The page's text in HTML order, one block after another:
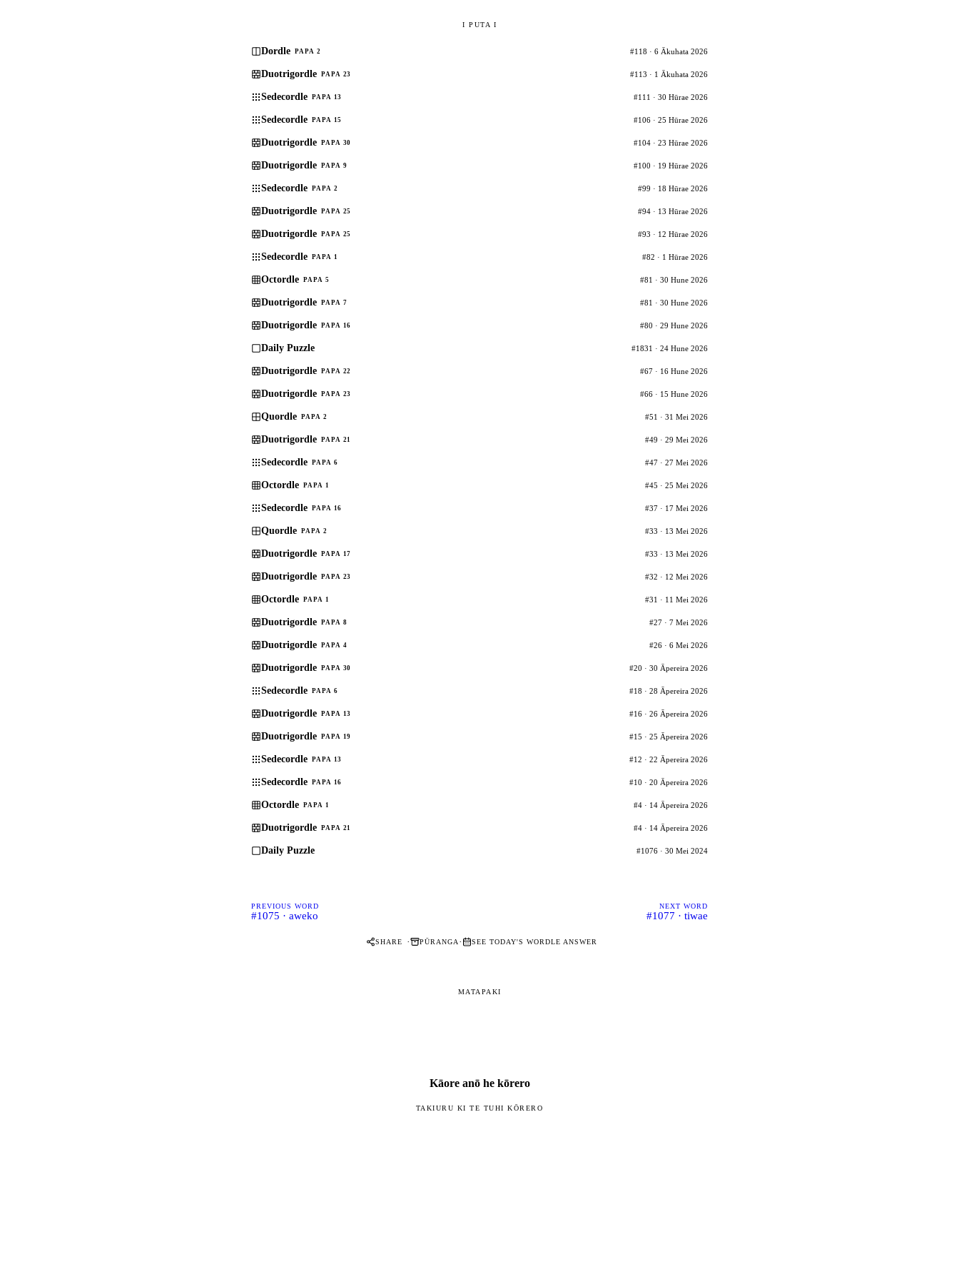
I PUTA I
Dordle PAPA 2 #118 · 6 Ākuhata 2026
Duotrigordle PAPA 23 #113 · 1 Ākuhata 2026
Sedecordle PAPA 13 #111 · 30 Hūrae 2026
Sedecordle PAPA 15 #106 · 25 Hūrae 2026
Duotrigordle PAPA 30 #104 · 23 Hūrae 2026
Duotrigordle PAPA 9 #100 · 19 Hūrae 2026
Sedecordle PAPA 2 #99 · 18 Hūrae 2026
Duotrigordle PAPA 25 #94 · 13 Hūrae 2026
Duotrigordle PAPA 25 #93 · 12 Hūrae 2026
Sedecordle PAPA 1 #82 · 1 Hūrae 2026
Octordle PAPA 5 #81 · 30 Hune 2026
Duotrigordle PAPA 7 #81 · 30 Hune 2026
Duotrigordle PAPA 16 #80 · 29 Hune 2026
Daily Puzzle #1831 · 24 Hune 2026
Duotrigordle PAPA 22 #67 · 16 Hune 2026
Duotrigordle PAPA 23 #66 · 15 Hune 2026
Quordle PAPA 2 #51 · 31 Mei 2026
Duotrigordle PAPA 21 #49 · 29 Mei 2026
Sedecordle PAPA 6 #47 · 27 Mei 2026
Octordle PAPA 1 #45 · 25 Mei 2026
Sedecordle PAPA 16 #37 · 17 Mei 2026
Quordle PAPA 2 #33 · 13 Mei 2026
Duotrigordle PAPA 17 #33 · 13 Mei 2026
Duotrigordle PAPA 23 #32 · 12 Mei 2026
Octordle PAPA 1 #31 · 11 Mei 2026
Duotrigordle PAPA 8 #27 · 7 Mei 2026
Duotrigordle PAPA 4 #26 · 6 Mei 2026
Duotrigordle PAPA 30 #20 · 30 Āpereira 2026
Sedecordle PAPA 6 #18 · 28 Āpereira 2026
Duotrigordle PAPA 13 #16 · 26 Āpereira 2026
Duotrigordle PAPA 19 #15 · 25 Āpereira 2026
Sedecordle PAPA 13 #12 · 22 Āpereira 2026
Sedecordle PAPA 16 #10 · 20 Āpereira 2026
Octordle PAPA 1 #4 · 14 Āpereira 2026
Duotrigordle PAPA 21 #4 · 14 Āpereira 2026
Daily Puzzle #1076 · 30 Mei 2024
PREVIOUS WORD
#1075 · aweko
NEXT WORD
#1077 · tiwae
SHARE · PŪRANGA· SEE TODAY'S WORDLE ANSWER
MATAPAKI
Kāore anō he kōrero
TAKIURU KI TE TUHI KŌRERO